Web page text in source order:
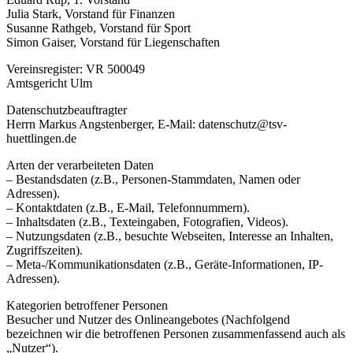
Julia Stark, Vorstand für Finanzen
Susanne Rathgeb, Vorstand für Sport
Simon Gaiser, Vorstand für Liegenschaften
Vereinsregister: VR 500049
Amtsgericht Ulm
Datenschutzbeauftragter
Herrn Markus Angstenberger, E‑Mail: datenschutz@tsv-
huettlingen.de
Arten der verarbeiteten Daten
– Bestandsdaten (z.B., Personen-Stammdaten, Namen oder
Adressen).
– Kontaktdaten (z.B., E‑Mail, Telefonnummern).
– Inhaltsdaten (z.B., Texteingaben, Fotografien, Videos).
– Nutzungsdaten (z.B., besuchte Webseiten, Interesse an Inhalten,
Zugriffszeiten).
– Meta-/Kommunikationsdaten (z.B., Geräte-Informationen, IP-
Adressen).
Kategorien betroffener Personen
Besucher und Nutzer des Onlineangebotes (Nachfolgend
bezeichnen wir die betroffenen Personen zusammenfassend auch als
„Nutzer“).